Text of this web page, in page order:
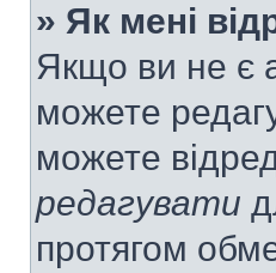
» Як мені
Якщо ви не є
можете
можете
редагувати
протягом